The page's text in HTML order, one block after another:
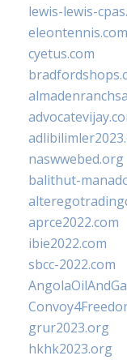
lewis-lewis-
eleontennis.com
cyetus.com
naswwebed.org
balithut-
aprce2022.com
ibie2022.com
sbcc-2022.com
grur2023.org
hkhk2023.org